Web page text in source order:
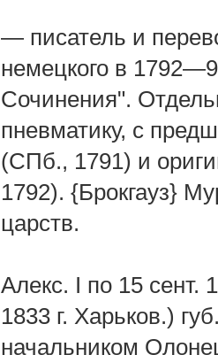
— писатель и
немецкого в
Сочинения".
пневматику, с
(СПб., 1791) и
1792). {Брокгауз}
царств.
Алекс. I по 15 сент.
1833 г. Харьков.)
начальником